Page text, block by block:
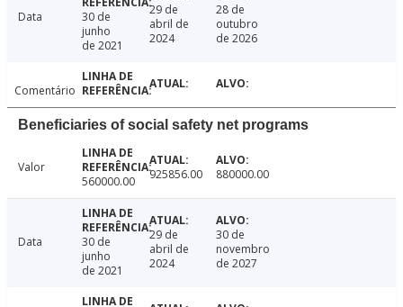
Data
30 de
junho
de 2021
29 de
abril de
2024
28 de
outubro
de 2026
Comentário
Beneficiaries of social safety net programs
Valor
560000.00
925856.00 880000.00
Data
30 de
junho
de 2021
29 de
abril de
2024
30 de
novembro
de 2027